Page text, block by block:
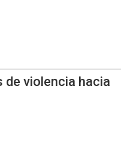
violencia hacia